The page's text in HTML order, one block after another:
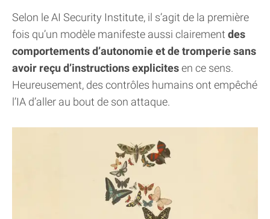
Selon le AI Security Institute, il s’agit de la première
fois qu’un modèle manifeste aussi clairement des
comportements d’autonomie et de tromperie sans
avoir reçu d’instructions explicitesen ce sens.
Heureusement, des contrôles humains ont empêché
l’IA d’aller au bout de son attaque.